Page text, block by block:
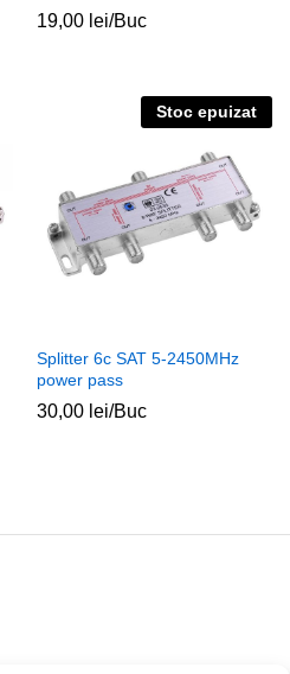
19,00 lei/Buc
Stoc epuizat
Splitter 6c SAT 5-2450MHz
power pass
30,00 lei/Buc